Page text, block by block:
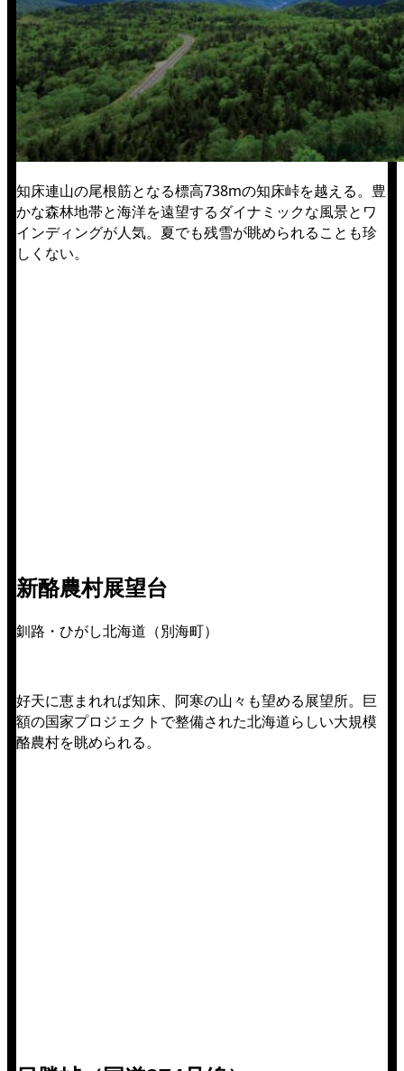
知床連山の尾根筋となる標高738mの知床峠を越える。豊
かな森林地帯と海洋を遠望するダイナミックな風景とワ
インディングが人気。夏でも残雪が眺められることも珍
しくない。
新酪農村展望台
釧路・ひがし北海道（別海町）
好天に恵まれれば知床、阿寒の山々も望める展望所。巨
額の国家プロジェクトで整備された北海道らしい大規模
酪農村を眺められる。